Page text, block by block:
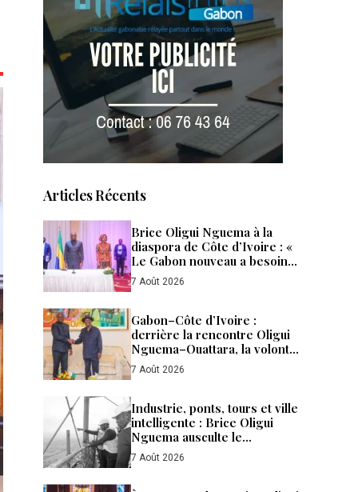
Articles Récents
Brice Oligui Nguema à la
diaspora de Côte d’Ivoire : «
Le Gabon nouveau a besoin
de tous ses enfants »
7 Août 2026
Gabon–Côte d’Ivoire :
derrière la rencontre Oligui
Nguema–Ouattara, la volonté
d’aller plus loin
7 Août 2026
Industrie, ponts, tours et ville
intelligente : Brice Oligui
Nguema ausculte le
laboratoire ivoirien
7 Août 2026